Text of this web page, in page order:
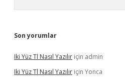
Son yorumlar
Iki Yüz Tl Nasıl Yazılır için admin
Iki Yüz Tl Nasıl Yazılır için Yonca